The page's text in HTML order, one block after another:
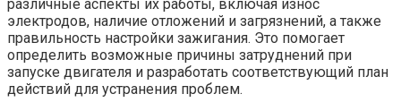
различные аспекты их работы, включая износ
электродов, наличие отложений и загрязнений, а также
правильность настройки зажигания. Это помогает
определить возможные причины затруднений при
запуске двигателя и разработать соответствующий план
действий для устранения проблем.